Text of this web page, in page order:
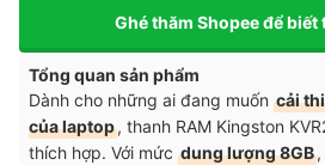
Ghé thăm Shopee để biết
Tổng quan sản phẩm
Dành cho những ai đang muốn cải
của laptop, thanh RAM Kingston
thích hợp. Với mức dung lượng 8GB